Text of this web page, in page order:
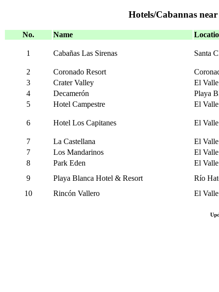
Hotels/Cabannas
No. Name
1 Cabañas Las Sirenas Santa
2 Coronado Resort
3
Crater Valley
El
4
Decamerón
Playa
5
Hotel Campestre El
6 Hotel Los Capitanes El
7 La Castellana
El
7
Los Mandarinos
El
8
Park Eden
El
9
Playa Blanca Hotel & Resort
Río
10
Rincón Vallero El